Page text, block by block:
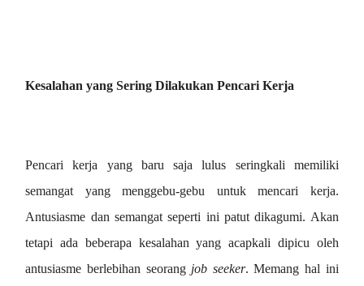
Kesalahan yang Sering Dilakukan Pencari Kerja
Pencari kerja yang baru saja lulus seringkali memiliki
semangat yang menggebu-gebu untuk mencari kerja.
Antusiasme dan semangat seperti ini patut dikagumi. Akan
tetapi ada beberapa kesalahan yang acapkali dipicu oleh
antusiasme berlebihan seorang job seeker. Memang hal ini